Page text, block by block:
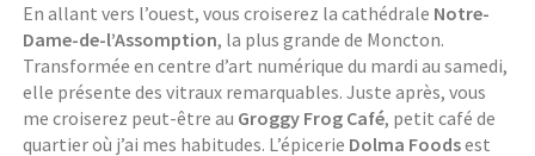
En allant vers l’ouest, vous croiserez la cathédrale Notre-
Dame-de-l’Assomption, la plus grande de Moncton.
Transformée en centre d’art numérique du mardi au samedi,
elle présente des vitraux remarquables. Juste après, vous
me croiserez peut-être au Groggy Frog Café, petit café de
quartier où j’ai mes habitudes. L’épicerie Dolma Foodsest